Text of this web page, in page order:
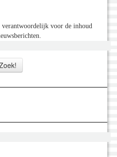
verantwoordelijk voor de inhoud